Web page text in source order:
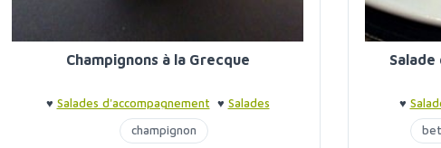
Champignons à la Grecque
♥ Salades d'accompagnement ♥ Salades
d'accompagnement
champignon
♥